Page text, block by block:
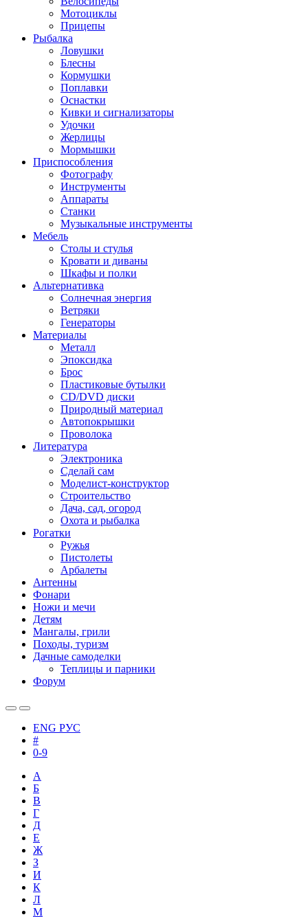
Мотоциклы
Прицепы
Рыбалка
Ловушки
Блесны
Кормушки
Поплавки
Оснастки
Кивки и сигнализаторы
Удочки
Жерлицы
Мормышки
Приспособления
Фотографу
Инструменты
Аппараты
Станки
Музыкальные инструменты
Мебель
Столы и стулья
Кровати и диваны
Шкафы и полки
Альтернативка
Солнечная энергия
Ветряки
Генераторы
Материалы
Металл
Эпоксидка
Брос
Пластиковые бутылки
CD/DVD диски
Природный материал
Автопокрышки
Проволока
Литература
Электроника
Сделай сам
Моделист-конструктор
Строительство
Дача, сад, огород
Охота и рыбалка
Рогатки
Ружья
Пистолеты
Арбалеты
Антенны
Фонари
Ножи и мечи
Детям
Мангалы, грили
Походы, туризм
Дачные самоделки
Теплицы и парники
Форум
ENG РУС
#
0-9
А
Б
В
Г
Д
Е
Ж
З
И
К
Л
М